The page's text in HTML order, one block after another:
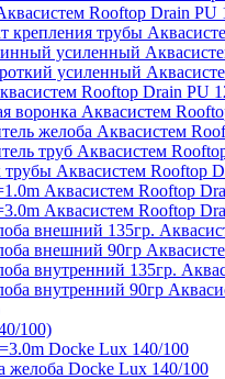
Rooftop Drain PU
крепления трубы
усиленный
усиленный
Rooftop Drain PU
воронка Аквасистем
желоба Аквасистем
труб Аквасистем
Аквасистем Rooftop
Аквасистем Rooftop
Аквасистем Rooftop
внешний 135гр.
внешний 90гр
внутренний 135гр.
внутренний 90гр
100)
Docke Lux 140/100
желоба Docke Lux 140/100